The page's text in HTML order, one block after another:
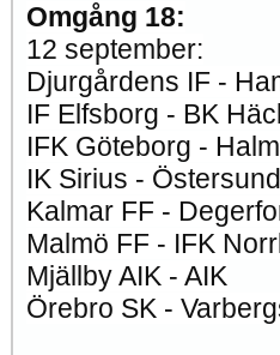
Omgång 18:
12 september:
Djurgårdens IF -
IF Elfsborg - BK
IFK Göteborg -
IK Sirius -
Kalmar FF -
Malmö FF - IFK
Mjällby AIK - AIK
Örebro SK -